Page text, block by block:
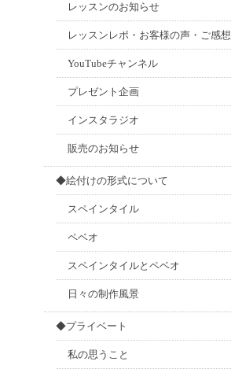
レッスンのお知らせ
レッスンレポ・お客様の声・ご感想
YouTubeチャンネル
プレゼント企画
インスタラジオ
販売のお知らせ
◆絵付けの形式について
スペインタイル
ペベオ
スペインタイルとペベオ
日々の制作風景
◆プライベート
私の思うこと